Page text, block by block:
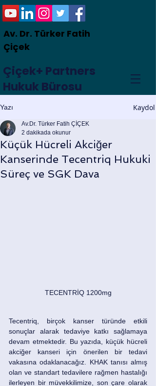
Av. Dr. Türker Fatih
Çiçek
Çiçek+ Partners
Hukuk Bürosu
Yazı Kaydol
Küçük Hücreli Akciğer
Kanserinde Tecentriq Hukuki
Süreç ve SGK Dava
Av.Dr. Türker Fatih ÇİÇEK
2 dakikada okunur
TECENTRİQ 1200mg
Tecentriq, birçok kanser türünde etkili
sonuçlar alarak tedaviye katkı sağlamaya
devam etmektedir. Bu yazıda, küçük hücreli
akciğer kanseri için önerilen bir tedavi
vakasına odaklanacağız. KHAK tanısı almış
olan ve standart tedavilere rağmen hastalığı
ilerleyen bir müvekkilimize, son çare olarak